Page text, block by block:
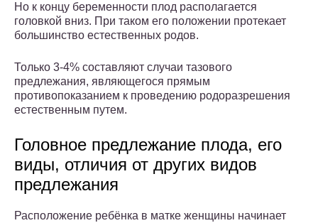
Но к концу беременности плод располагается
головкой вниз. При таком его положении протекает
большинство естественных родов.
Только 3-4% составляют случаи тазового
предлежания, являющегося прямым
противопоказанием к проведению родоразрешения
естественным путем.
Головное предлежание плода, его
виды, отличия от других видов
предлежания
Расположение ребёнка в матке женщины начинает